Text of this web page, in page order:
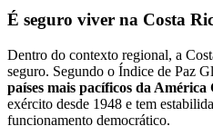
É seguro viver na Costa
Dentro do contexto regional, a
seguro. Segundo o Índice de Paz
países mais pacíficos da
exército desde 1948 e tem
funcionamento democrático.